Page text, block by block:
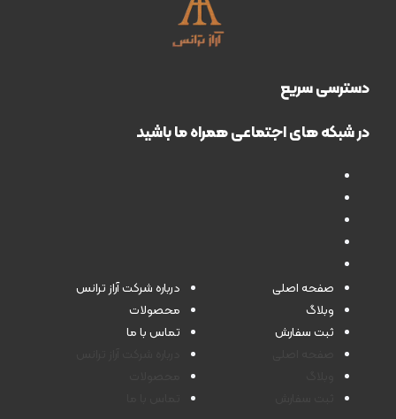
دسترسی سریع
در شبکه های اجتماعی همراه ما باشید
صفحه اصلی
درباره شرکت آراز ترانس
وبلاگ
محصولات
ثبت سفارش
تماس با ما
صفحه اصلی
درباره شرکت آراز ترانس
وبلاگ
محصولات
ثبت سفارش
تماس با ما